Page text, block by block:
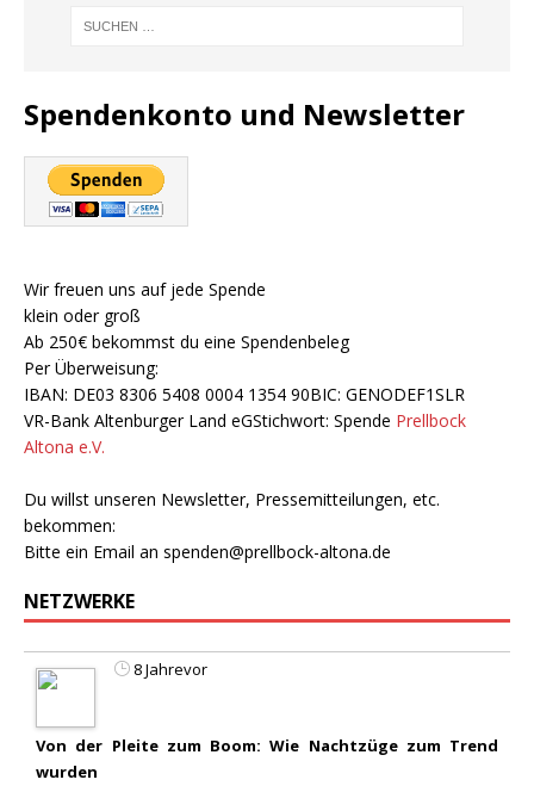
Spendenkonto und Newsletter
Wir freuen uns auf jede Spende
klein oder groß
Ab 250€ bekommst du eine Spendenbeleg
Per Überweisung:
IBAN: DE03 8306 5408 0004 1354 90BIC: GENODEF1SLR
VR-Bank Altenburger Land eGStichwort: Spende Prellbock
Altona e.V.
Du willst unseren Newsletter, Pressemitteilungen, etc.
bekommen:
Bitte ein Email an spenden@prellbock-altona.de
NETZWERKE
8 Jahrevor
Von der Pleite zum Boom: Wie Nachtzüge zum Trend
wurden